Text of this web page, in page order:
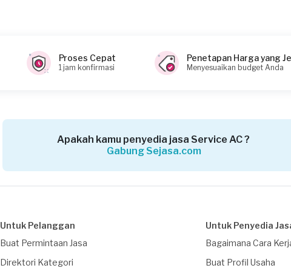
Proses Cepat
1 jam konfirmasi
Penetapan Harga yang
Menyesuaikan budget Anda
Apakah kamu penyedia jasa Service AC ?
Gabung Sejasa.com
Untuk Pelanggan
Buat Permintaan Jasa
Direktori Kategori
Untuk Penyedia
Bagaimana Cara
Buat Profil Usaha